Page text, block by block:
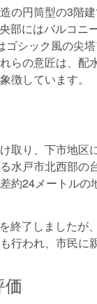
の円筒型の3階
部にはバルコニ
シック風の尖
らの意匠は、配
徴しています。
取り、下市地区
戸市北西部の
約24メートルの
終了しましたが
われ、市民に